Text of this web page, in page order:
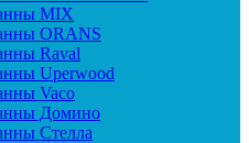
MIX
ORANS
Raval
Uperwood
Vaco
Домино
Стелла